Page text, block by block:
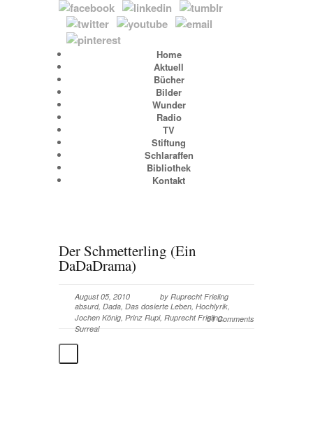
Home
Aktuell
Bücher
Bilder
Wunder
Radio
TV
Stiftung
Schlaraffen
Bibliothek
Kontakt
Der Schmetterling (Ein
DaDaDrama)
August 05, 2010 by Ruprecht Frieling
absurd, Dada, Das dosierte Leben, Hochlyrik,
Jochen König, Prinz Rupi, Ruprecht Frieling,
Surreal
51 Comments